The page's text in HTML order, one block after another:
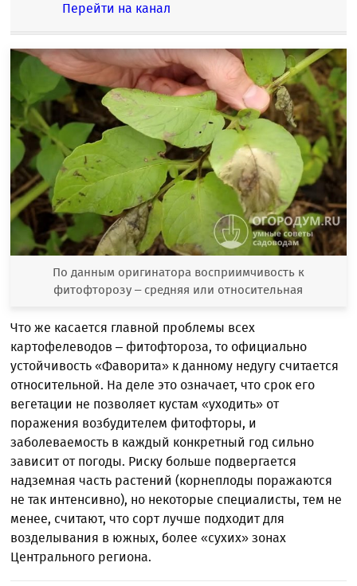
Перейти на канал
По данным оригинатора восприимчивость к
фитофторозу – средняя или относительная
Что же касается главной проблемы всех
картофелеводов – фитофтороза, то официально
устойчивость «Фаворита» к данному недугу считается
относительной. На деле это означает, что срок его
вегетации не позволяет кустам «уходить» от
поражения возбудителем фитофторы, и
заболеваемость в каждый конкретный год сильно
зависит от погоды. Риску больше подвергается
надземная часть растений (корнеплоды поражаются
не так интенсивно), но некоторые специалисты, тем не
менее, считают, что сорт лучше подходит для
возделывания в южных, более «сухих» зонах
Центрального региона.